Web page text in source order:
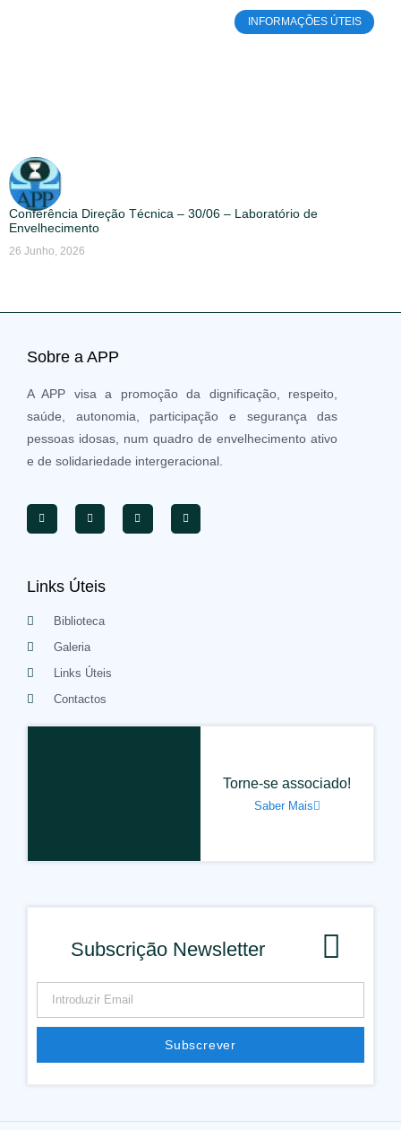
INFORMAÇÕES ÚTEIS
Conferência Direção Técnica – 30/06 – Laboratório de
Envelhecimento
26 Junho, 2026
Sobre a APP
A APP visa a promoção da dignificação, respeito,
saúde, autonomia, participação e segurança das
pessoas idosas, num quadro de envelhecimento ativo
e de solidariedade intergeracional.
Links Úteis
Biblioteca
Galeria
Links Úteis
Contactos
Torne-se associado!
Saber Mais
Subscrição Newsletter
Subscrever